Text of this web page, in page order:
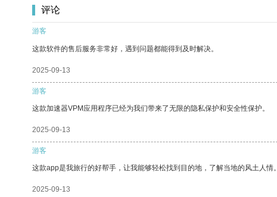
评论
游客
这款软件的售后服务非常好，遇到问题都能得到及时解决。
2025-09-13
游客
这款加速器VPM应用程序已经为我们带来了无限的隐私保护和安全性保护。
2025-09-13
游客
这款app是我旅行的好帮手，让我能够轻松找到目的地，了解当地的风土人情。
2025-09-13